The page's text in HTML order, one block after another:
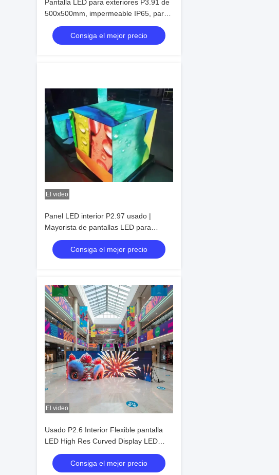
Pantalla LED para exteriores P3.91 de
500x500mm, impermeable IP65, para
eventos y publicidad
Consiga el mejor precio
El video
Panel LED interior P2.97 usado |
Mayorista de pantallas LED para
interiores con alta frecuencia de
actualizaciónConsiga el mejor precio
El video
Usado P2.6 Interior Flexible pantalla
LED High Res Curved Display LED
suave
Consiga el mejor precio